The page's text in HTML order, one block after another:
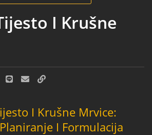
I Krušne
I Krušne Mrvice:
I Formulacija